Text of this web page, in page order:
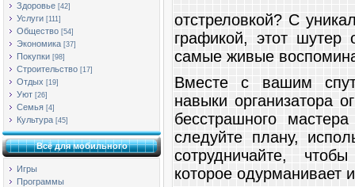
Здоровье [42]
Услуги [111]
Общество [54]
Экономика [37]
Покупки [98]
Строительство [17]
Отдых [19]
Уют [26]
Семья [4]
Культура [45]
Всё для мобильного
Игры
Программы
отстреловкой? С
графикой, этот
самые живые
Вместе с вашим
навыки организатора
бесстрашного
следуйте плану,
сотрудничайте,
которое одурманивает